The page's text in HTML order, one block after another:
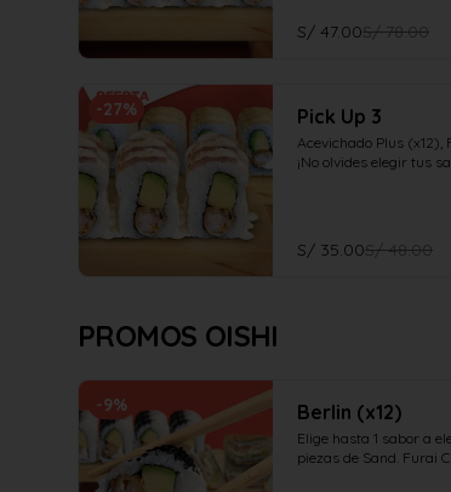
S/ 47.00S/ 78.00
-27% Pick Up 3
Acevichado Plus (x12),
¡No olvides elegir tus
S/ 35.00S/ 48.00
PROMOS OISHI
-9% Berlin (x12)
Elige hasta 1 sabor a
piezas de Sand. Furai